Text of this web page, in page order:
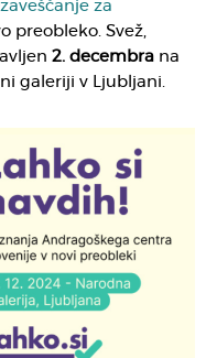
za
preobleko. Svež,
2. decembra na
galeriji v Ljubljani.